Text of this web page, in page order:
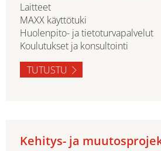
Laitteet
MAXX käyttötuki
Huolenpito- ja tietoturvapalvelut
Koulutukset ja konsultointi
TUTUSTU
Kehitys- ja